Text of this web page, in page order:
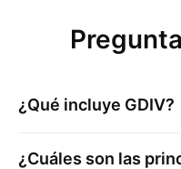
¿Qué incluye GDIV?
¿Cuáles son las